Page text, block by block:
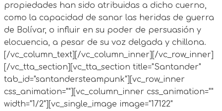
propiedades han sido atribuidas a dicho cuerno,
como la capacidad de sanar las heridas de guerra
de Bolívar, o influir en su poder de persuasión y
elocuencia, a pesar de su voz delgada y chillona.
[/vc_column_text][/vc_column_inner][/vc_row_inner]
[/vc_tta_section][vc_tta_section title="Santander"
tab_id="santandersteampunk"][vc_row_inner
css_animation=""][vc_column_inner css_animation=""
width="1/2"][vc_single_image image="17122"